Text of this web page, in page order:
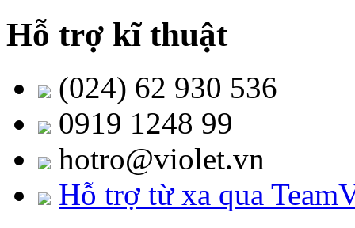
Hỗ trợ kĩ thuật
(024) 62 930 536
0919 1248 99
hotro@violet.vn
Hỗ trợ từ xa qua